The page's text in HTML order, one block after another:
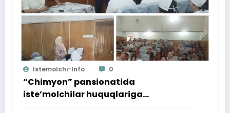
Istemolchi-Info 0
“Chimyon” pansionatida
iste’molchilar huquqlariga
bag‘ishlangan targ‘ibot tadbiri